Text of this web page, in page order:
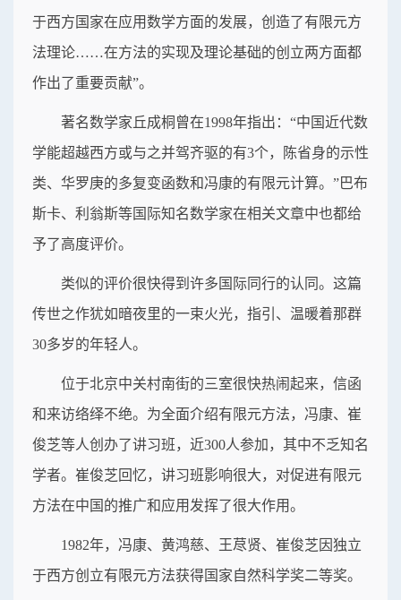
于西方国家在应用数学方面的发展，创造了有限元方
法理论……在方法的实现及理论基础的创立两方面都
作出了重要贡献”。
著名数学家丘成桐曾在1998年指出：“中国近代数
学能超越西方或与之并驾齐驱的有3个，陈省身的示性
类、华罗庚的多复变函数和冯康的有限元计算。”巴布
斯卡、利翁斯等国际知名数学家在相关文章中也都给
予了高度评价。
类似的评价很快得到许多国际同行的认同。这篇
传世之作犹如暗夜里的一束火光，指引、温暖着那群
30多岁的年轻人。
位于北京中关村南街的三室很快热闹起来，信函
和来访络绎不绝。为全面介绍有限元方法，冯康、崔
俊芝等人创办了讲习班，近300人参加，其中不乏知名
学者。崔俊芝回忆，讲习班影响很大，对促进有限元
方法在中国的推广和应用发挥了很大作用。
1982年，冯康、黄鸿慈、王荩贤、崔俊芝因独立
于西方创立有限元方法获得国家自然科学奖二等奖。